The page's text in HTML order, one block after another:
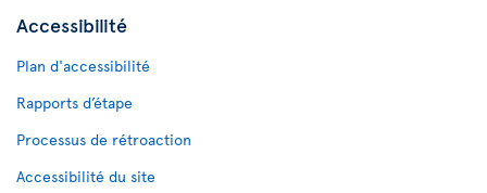
Accessibilité
Plan d'accessibilité
Rapports d’étape
Processus de rétroaction
Accessibilité du site